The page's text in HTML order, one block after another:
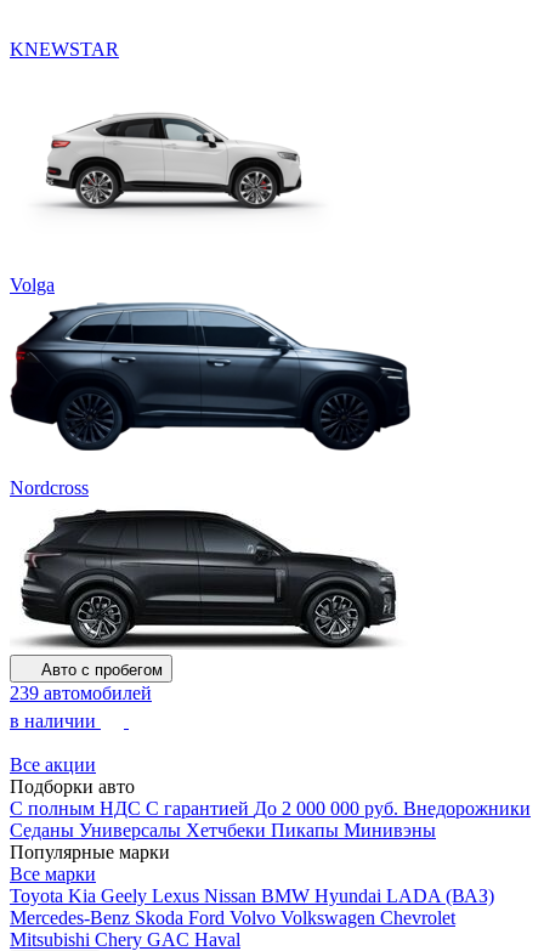
KNEWSTAR
Volga
Nordcross
Авто с пробегом
239 автомобилей
в наличии
Все акции
Подборки авто
С полным НДС С гарантией До 2 000 000 руб. Внедорожники
Седаны Универсалы Хетчбеки Пикапы Минивэны
Популярные марки
Все марки
Toyota Kia Geely Lexus Nissan BMW Hyundai LADA (ВАЗ)
Mercedes-Benz Skoda Ford Volvo Volkswagen Chevrolet
Mitsubishi Chery GAC Haval